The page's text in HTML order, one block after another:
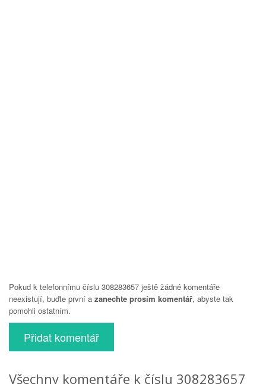
Pokud k telefonnímu číslu 308283657 ještě žádné komentáře
neexistují, buďte první a zanechte prosím komentář, abyste tak
pomohli ostatním.
Přidat komentář
Všechny komentáře k číslu 308283657